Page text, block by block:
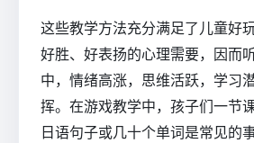
这些教学方法充分满足了儿童好
好胜、好表扬的心理需要，因而
中，情绪高涨，思维活跃，学习
挥。在游戏教学中，孩子们一节
日语句子或几十个单词是常见的事